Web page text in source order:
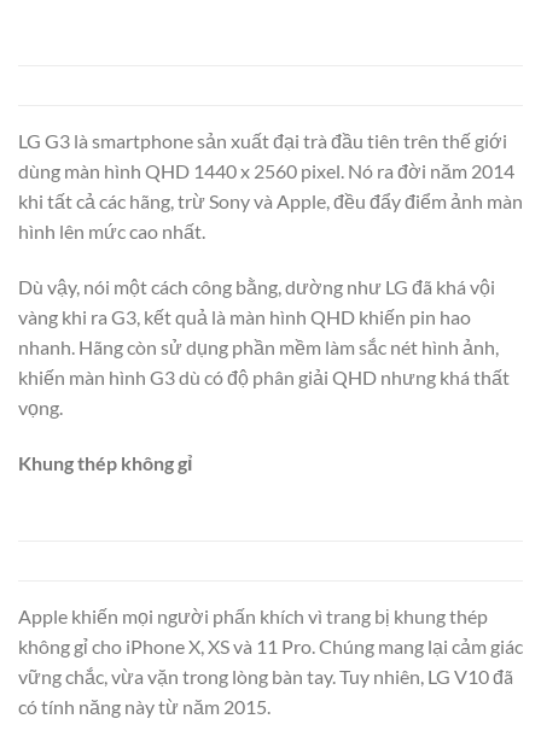
LG G3 là smartphone sản xuất đại trà đầu tiên trên thế giới
dùng màn hình QHD 1440 x 2560 pixel. Nó ra đời năm 2014
khi tất cả các hãng, trừ Sony và Apple, đều đẩy điểm ảnh màn
hình lên mức cao nhất.
Dù vậy, nói một cách công bằng, dường như LG đã khá vội
vàng khi ra G3, kết quả là màn hình QHD khiến pin hao
nhanh. Hãng còn sử dụng phần mềm làm sắc nét hình ảnh,
khiến màn hình G3 dù có độ phân giải QHD nhưng khá thất
vọng.
Khung thép không gỉ
Apple khiến mọi người phấn khích vì trang bị khung thép
không gỉ cho iPhone X, XS và 11 Pro. Chúng mang lại cảm giác
vững chắc, vừa vặn trong lòng bàn tay. Tuy nhiên, LG V10 đã
có tính năng này từ năm 2015.